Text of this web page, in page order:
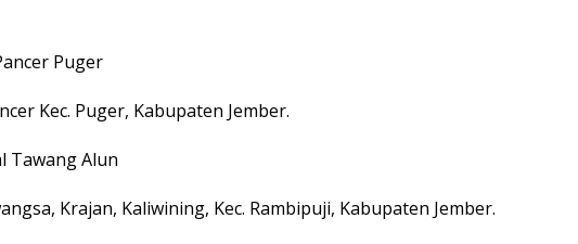
Puger
Kec. Puger, Kabupaten Jember.
Tawang Alun
Krajan, Kaliwining, Kec. Rambipuji, Kabupaten Jember.